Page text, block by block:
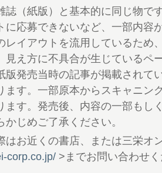
スEV
お金の話 ─補助金と充電
ー
ベンツEQB
e-tron
ーゲンID.4
リチャージ
誌（紙版）と基本的に同じ物で
に応募できないなど、一部内容
レイアウトを流用しているため
見え方に不具合が生じているペ
版発売当時の記事が掲載されて
ます。一部原本からスキャニン
ます。発売後、内容の一部もし
かじめご了承ください。
お近くの書店、または三栄オ
corp.co.jp/ >までお問い合わせ